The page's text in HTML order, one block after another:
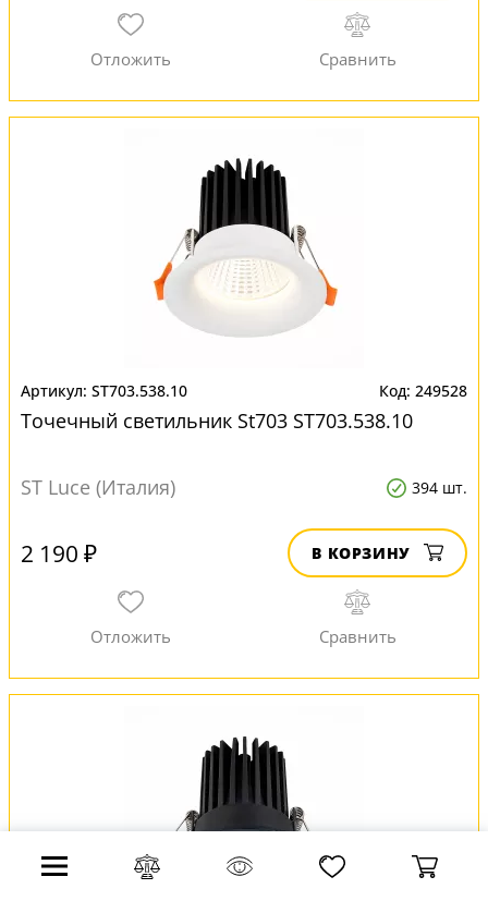
ST703.538.10 249528
Точечный светильник St703 ST703.538.10
ST Luce (Италия) 394 шт.
2 190 ₽ В КОРЗИНУ